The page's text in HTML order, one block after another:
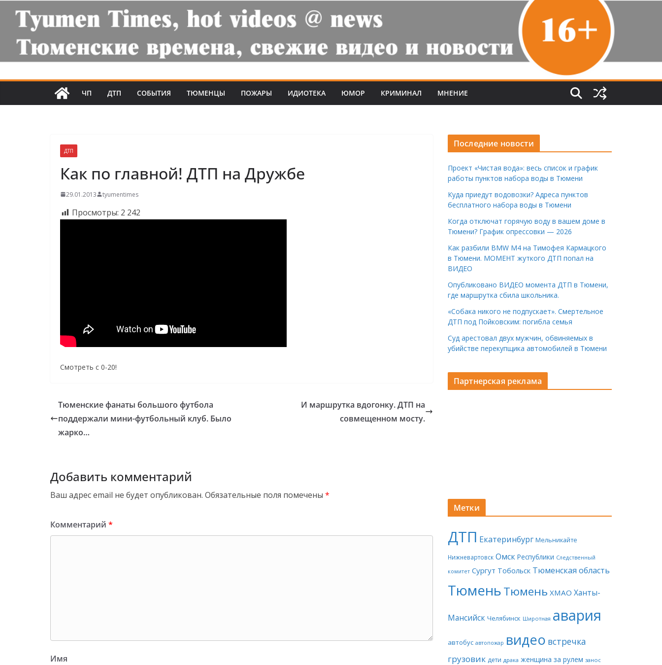
ЧП ДТП СОБЫТИЯ ТЮМЕНЦЫ ПОЖАРЫ ИДИОТЕКА ЮМОР КРИМИНАЛ МНЕНИЕ
ДТП
Как по главной! ДТП на Дружбе
29.01.2013 tyumentimes
Просмотры: 2 242
Смотреть с 0-20!
Тюменские фанаты большого футбола
поддержали мини-футбольный клуб. Было
жарко…
И маршрутка вдогонку. ДТП на
совмещенном мосту.
Добавить комментарий
Ваш адрес email не будет опубликован. Обязательные поля помечены *
Комментарий *
Имя
Последние новости
Проект «Чистая вода»: весь список и график
работы пунктов набора воды в Тюмени
Куда приедут водовозки? Адреса пунктов
бесплатного набора воды в Тюмени
Когда отключат горячую воду в вашем доме в
Тюмени? График опрессовки — 2026
Как разбили BMW M4 на Тимофея Кармацкого
в Тюмени. МОМЕНТ жуткого ДТП попал на
ВИДЕО
Опубликовано ВИДЕО момента ДТП в Тюмени,
где маршрутка сбила школьника.
«Собака никого не подпускает». Смертельное
ДТП под Пойковским: погибла семья
Суд арестовал двух мужчин, обвиняемых в
убийстве перекупщика автомобилей в Тюмени
Партнерская реклама
Метки
ДТП Екатеринбург Мельникайте
Нижневартовск Омск Республики Следственный
комитет Сургут Тобольск Тюменская область
ТюменьТюмень ХМАО Ханты-
Мансийск Челябинск Широтная авария
автобус автопожар видео встречка
грузовик дети драка женщина за рулем занос